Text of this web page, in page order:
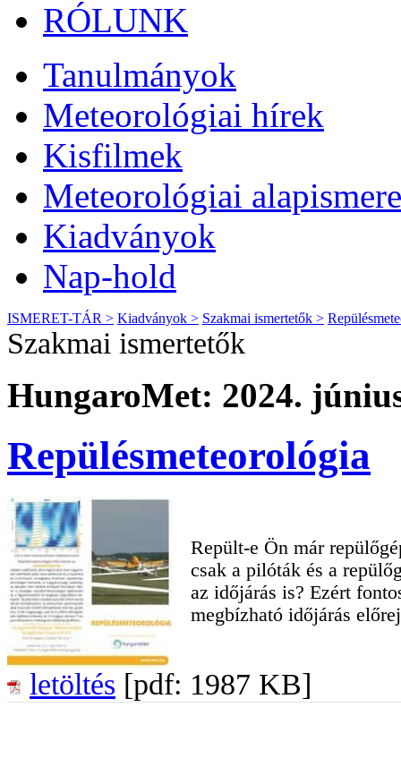
RÓLUNK
Tanulmányok
Meteorológiai hírek
Kisfilmek
Meteorológiai
Kiadványok
Nap-hold
ISMERET-TÁR > Kiadványok > Szakmai ismertetők >
Szakmai ismertetők
HungaroMet: 2024.
Repülésmeteorológia
Repült-e Ön már
csak a pilóták és a
az időjárás is? Ezért
megbízható időjárás
letöltés [pdf: 1987 KB]